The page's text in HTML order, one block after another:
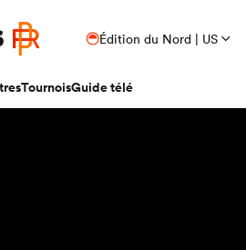
Édition du Nord | US
TournoisGuide télé